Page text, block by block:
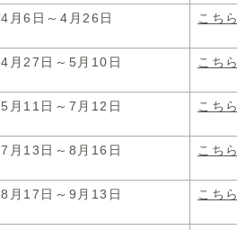
4月6日～4月26日 こちら
4月27日～5月10日 こちら
5月11日～7月12日 こちら
7月13日～8月16日 こちら
8月17日～9月13日 こちら